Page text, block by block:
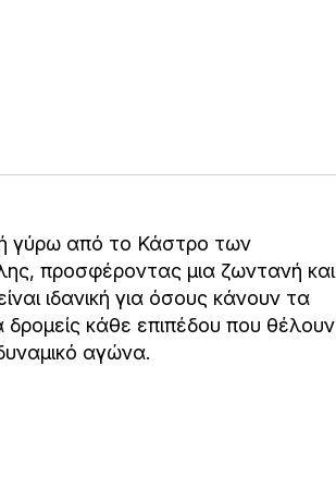
γύρω από το Κάστρο των
προσφέροντας μια ζωντανή και
ιδανική για όσους κάνουν τα
κάθε επιπέδου που θέλουν
αγώνα.